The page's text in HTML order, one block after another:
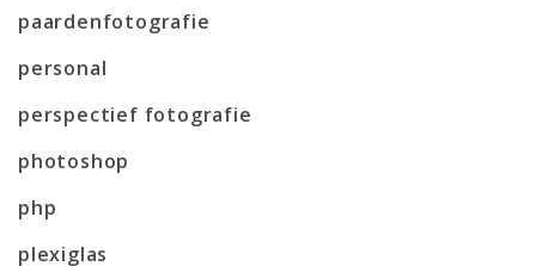
paardenfotografie
personal
perspectief fotografie
photoshop
php
plexiglas